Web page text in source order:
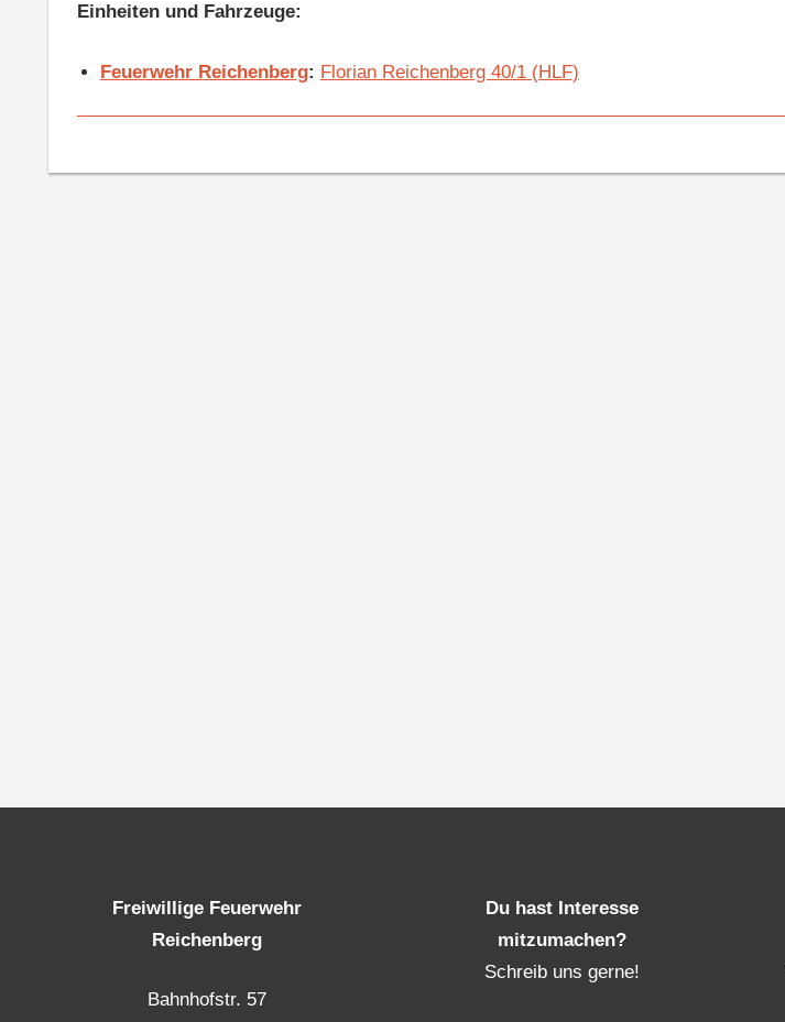
Einheiten und Fahrzeuge:
Feuerwehr Reichenberg: Florian Reichenberg 40/1 (HLF)
Freiwillige Feuerwehr
Reichenberg
Bahnhofstr. 57
Du hast Interesse
mitzumachen?
Schreib uns gerne!